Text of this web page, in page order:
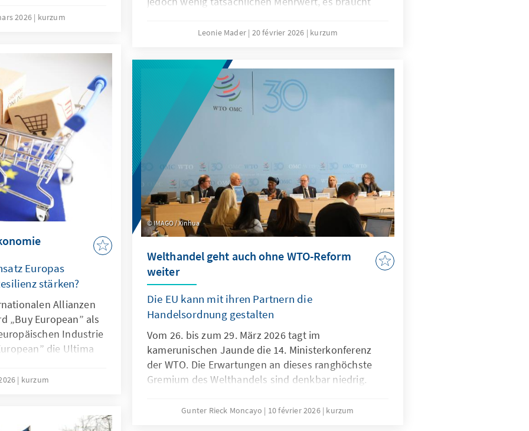
und ist auch bei
sichern und
den Verlust
wird.
2026 kurzum
Der Passus sollte deshalb mit dem Digitalen
Leonie Mader 20 février 2026 kurzum
Europas
stärken?
Allianzen
„Buy European” als
Industrie
die Ultima
wäre eine
offensiven
kurzum
IMAGO / Xinhua
Welthandel geht auch ohne WTO-Reform
weiter
Die EU kann mit ihren Partnern die
Handelsordnung gestalten
Vom 26. bis zum 29. März 2026 tagt im
kamerunischen Jaunde die 14. Ministerkonferenz
der WTO. Die Erwartungen an dieses ranghöchste
Gremium des Welthandels sind denkbar niedrig.
4. Ministerkonferenz in Doha andauernde Stillstand
Gunter Rieck Moncayo 10 février 2026 kurzum